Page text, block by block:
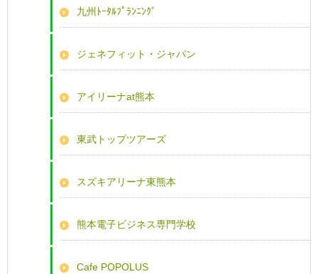
九州ﾄｰﾀﾙﾌﾟﾗﾝﾆﾝｸﾞ
ジェネフィット・ジャパン
アイリーナat熊本
東武トップツアーズ
スズキアリーナ東熊本
熊本電子ビジネス専門学校
Cafe POPOLUS